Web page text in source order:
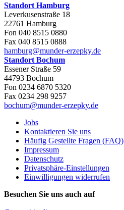
Standort Hamburg
Leverkusenstraße 18
22761 Hamburg
Fon 040 8515 0880
Fax 040 8515 0888
hamburg@munder-erzepky.de
Standort Bochum
Essener Straße 59
44793 Bochum
Fon 0234 6870 5320
Fax 0234 298 9257
bochum@munder-erzepky.de
Jobs
Kontaktieren Sie uns
Häufig Gestellte Fragen (FAQ)
Impressum
Datenschutz
Privatsphäre-Einstellungen
Einwilligungen widerrufen
Besuchen Sie uns auch auf